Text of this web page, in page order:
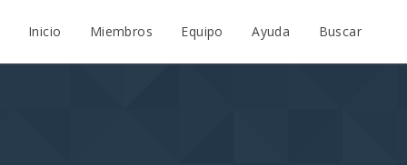
Inicio Miembros Equipo Ayuda Buscar